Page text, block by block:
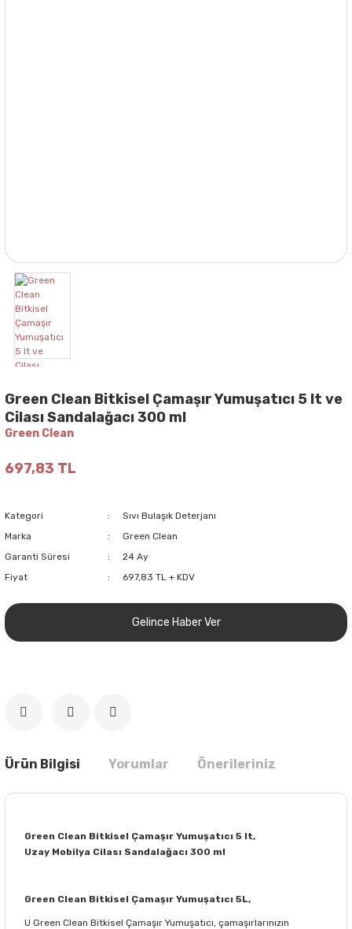
Green Clean Bitkisel Çamaşır Yumuşatıcı 5 lt ve
Cilası Sandalağacı 300 ml
Green Clean
697,83 TL
Kategori
Sıvı Bulaşık Deterjanı
Marka
Green Clean
Garanti Süresi
24 Ay
Fiyat
697,83 TL + KDV
Gelince Haber Ver
Ürün Bilgisi Yorumlar Önerileriniz
Green Clean Bitkisel Çamaşır Yumuşatıcı 5 lt,
Uzay Mobilya Cilası Sandalağacı 300 ml
Green Clean Bitkisel Çamaşır Yumuşatıcı 5L,
U Green Clean Bitkisel Çamaşır Yumuşatıcı, çamaşırlarınızın